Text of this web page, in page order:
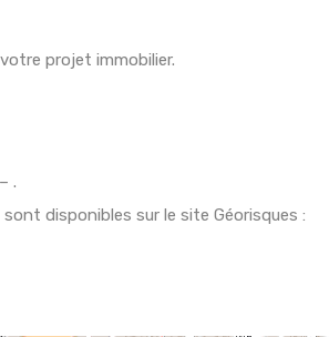
projet immobilier.
.
disponibles sur le site Géorisques :